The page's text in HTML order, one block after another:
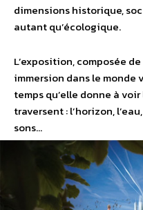
dimensions historique,
autant qu’écologique.
L’exposition, composée
immersion dans le monde
temps qu’elle donne à
traversent : l’horizon,
sons…